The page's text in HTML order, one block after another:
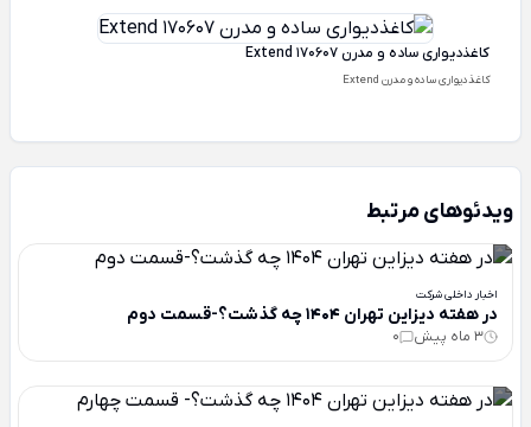
کاغذدیواری ساده و مدرن Extend 170607
کاغذدیواری ساده و مدرن Extend
ویدئوهای مرتبط
اخبار داخلی شرکت
در هفته دیزاین تهران 1404 چه گذشت؟-قسمت دوم
3 ماه پیش 0